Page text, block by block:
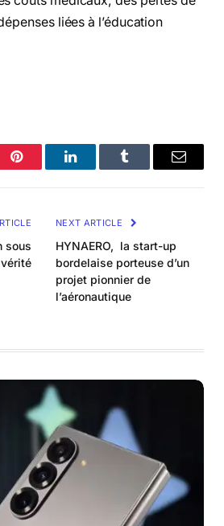
liées à l’éducation
Pinterest LinkedInTumblr Email
sous
NEXT ARTICLE
HYNAERO, la start-up
bordelaise porteuse d’un
projet pionnier de
l’aéronautique